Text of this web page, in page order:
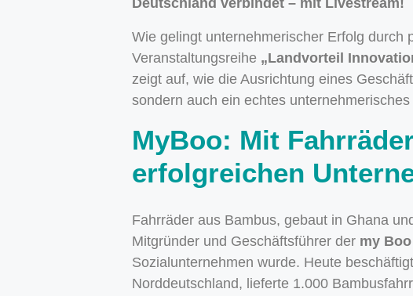
Deutschland verbindet – mit Livestream!
Wie gelingt unternehmerischer Erfolg durch
Veranstaltungsreihe „Landvorteil
zeigt auf, wie die Ausrichtung eines
sondern auch ein echtes
MyBoo: Mit
erfolgreichen
Fahrräder aus Bambus, gebaut in Ghana
Mitgründer und Geschäftsführer der my
Sozialunternehmen wurde. Heute
Norddeutschland, lieferte 1.000